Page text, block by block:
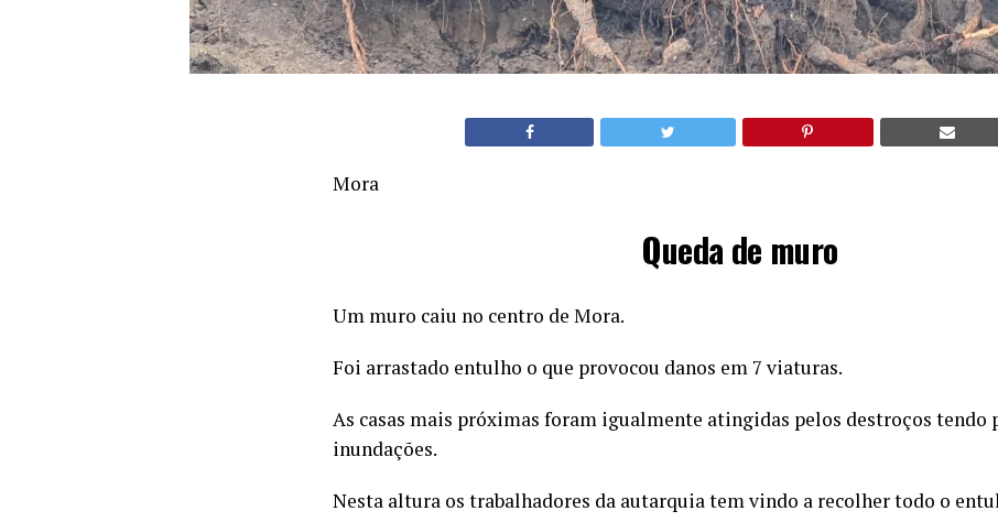
Mora
Queda de muro
Um muro caiu no centro de Mora.
Foi arrastado entulho o que provocou danos em 7 viaturas.
As casas mais próximas foram igualmente atingidas pelos destroços tendo
inundações.
Nesta altura os trabalhadores da autarquia tem vindo a recolher todo o